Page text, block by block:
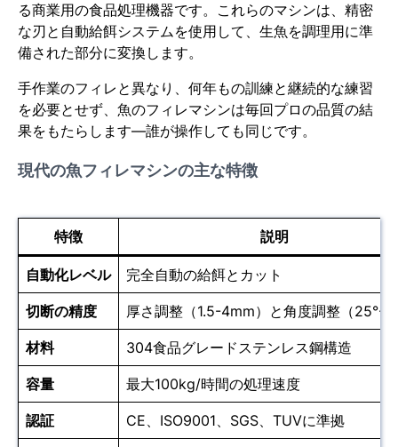
る商業用の食品処理機器です。これらのマシンは、精密
な刃と自動給餌システムを使用して、生魚を調理用に準
備された部分に変換します。
手作業のフィレと異なり、何年もの訓練と継続的な練習
を必要とせず、魚のフィレマシンは毎回プロの品質の結
果をもたらします—誰が操作しても同じです。
現代の魚フィレマシンの主な特徴
特徴 説明
自動化レベル 完全自動の給餌とカット
切断の精度 厚さ調整（1.5-4mm）と角度調整（25°-
材料 304食品グレードステンレス鋼構造
容量 最大100kg/時間の処理速度
認証 CE、ISO9001、SGS、TUVに準拠